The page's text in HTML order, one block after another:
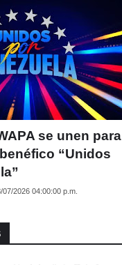
se unen para
“Unidos
07/2026 04:00:00 p.m.